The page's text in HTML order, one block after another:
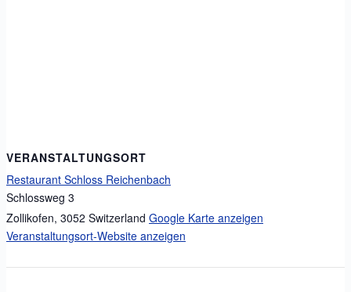
VERANSTALTUNGSORT
Restaurant Schloss Reichenbach
Schlossweg 3
Zollikofen, 3052 Switzerland Google Karte anzeigen
Veranstaltungsort-Website anzeigen